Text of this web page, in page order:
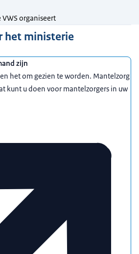
organiseert
het ministerie
zijn
het om gezien te worden. Mantelzorg
kunt u doen voor mantelzorgers in uw